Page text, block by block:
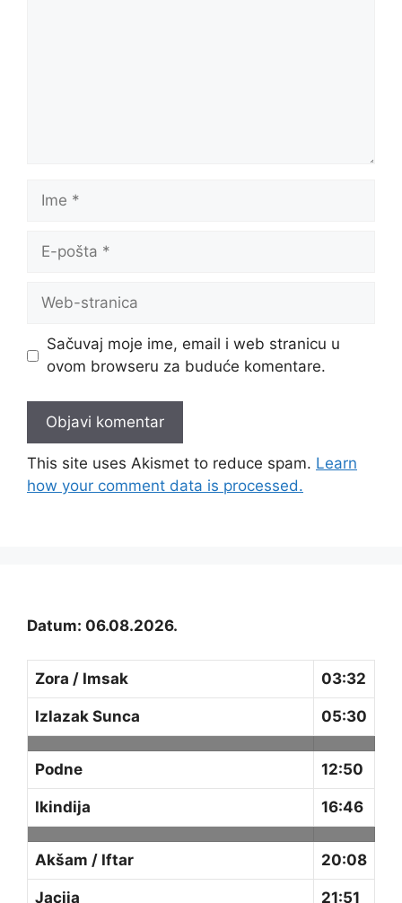
Ime
pošta
Web-
Sačuvaj moje ime, email i web stranicu u
ovom browseru za buduće komentare.
This site uses Akismet to reduce spam. Learn
how your comment data is processed.
Datum: 06.08.2026.
Zora / Imsak 03:32
Izlazak Sunca 05:30
Podne 12:50
Ikindija 16:46
Akšam / Iftar 20:08
Jacija 21:51